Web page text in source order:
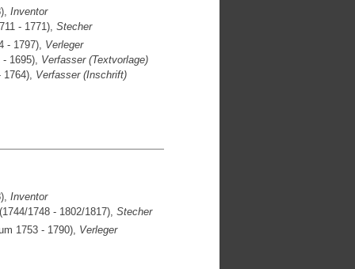
Inventor
- 1771), Stecher
- 1797), Verleger
1695), Verfasser (Textvorlage)
1764), Verfasser (Inschrift)
Inventor
(1744/1748 - 1802/1817), Stecher
1753 - 1790), Verleger